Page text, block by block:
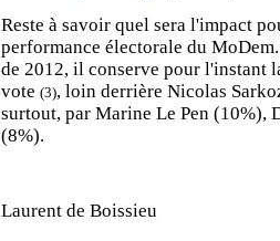
Reste à savoir quel sera l'impact
performance électorale du
de 2012, il conserve pour l'instant
vote (3), loin derrière Nicolas
surtout, par Marine Le Pen
(8%).
Laurent de Boissieu